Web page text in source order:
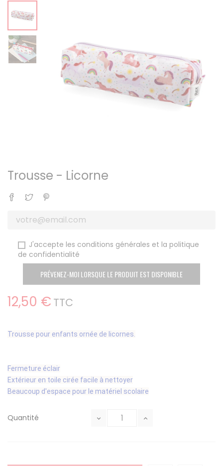
Trousse - Licorne
Partager
Tweet
J'accepte les conditions générales et la politique
de confidentialité
PRÉVENEZ-MOI LORSQUE LE PRODUIT EST DISPONIBLE
12,50 € TTC
Trousse pour enfants ornée de licornes.
Fermeture éclair
Extérieur en toile cirée facile à nettoyer
Beaucoup d'espace pour le matériel scolaire
Quantité